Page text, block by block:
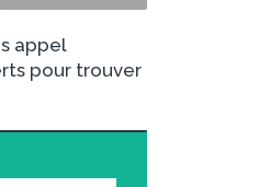
appel
pour trouver